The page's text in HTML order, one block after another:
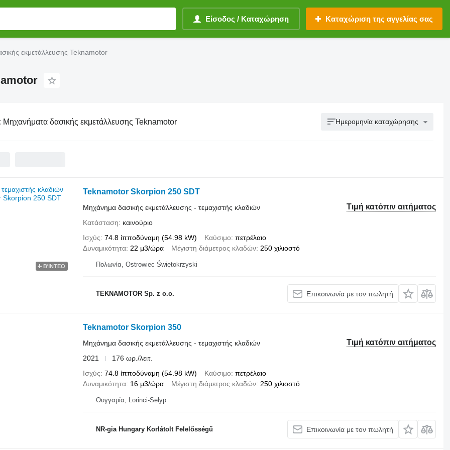
Είσοδος / Καταχώρηση Καταχώριση της αγγελίας σας
εκμετάλλευσης Teknamotor
Μηχανήματα δασικής εκμετάλλευσης Teknamotor Ημερομηνία καταχώρησης
ΒΊΝΤΕΟ
Teknamotor Skorpion 250 SDT
Τιμή κατόπιν αιτήματος
Μηχάνημα δασικής εκμετάλλευσης - τεμαχιστής κλαδιών
Κατάσταση
καινούριο
Ισχύς 74.8 ίπποδύναμη (54.98 kW) Καύσιμο πετρέλαιο
Δυναμικότητα 22 μ3/ώρα Μέγιστη διάμετρος κλαδών 250 χιλιοστό
Πολωνία, Ostrowiec Świętokrzyski
TEKNAMOTOR Sp. z o.o. Επικοινωνία με τον πωλητή
Teknamotor Skorpion 350
Τιμή κατόπιν αιτήματος
Μηχάνημα δασικής εκμετάλλευσης - τεμαχιστής κλαδιών
2021
176 ωρ./λειτ.
Ισχύς 74.8 ίπποδύναμη (54.98 kW) Καύσιμο πετρέλαιο
Δυναμικότητα 16 μ3/ώρα Μέγιστη διάμετρος κλαδών 250 χιλιοστό
Ουγγαρία, Lorinci-Selyp
NR-gia Hungary Korlátolt Felelősségű Επικοινωνία με τον πωλητή